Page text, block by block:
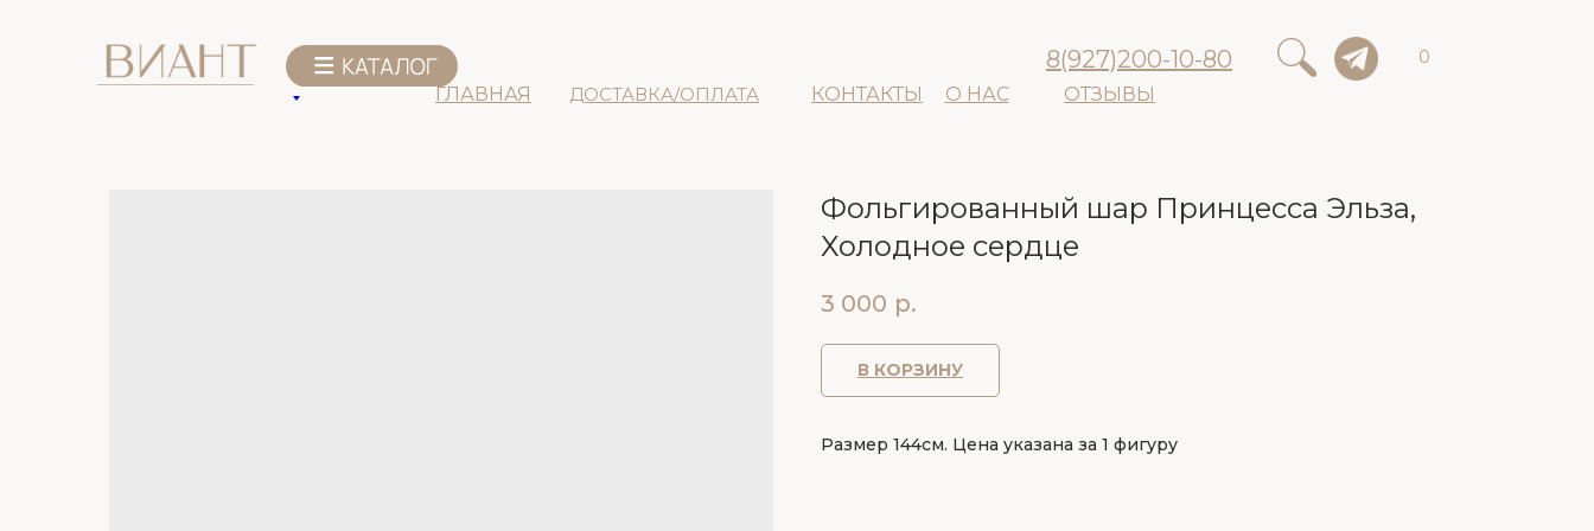
ДОСТАВКА/ОПЛАТА
ГЛАВНАЯ КОНТАКТЫ О НАС ОТЗЫВЫ
8(927)200-10-80 0
Фольгированный шар Принцесса Эльза,
Холодное сердце
3 000 р.
В КОРЗИНУ
Размер 144см. Цена указана за 1 фигуру